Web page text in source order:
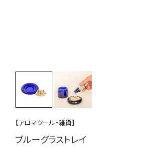
【アロマツール・雑貨】
ブルーグラストレイ